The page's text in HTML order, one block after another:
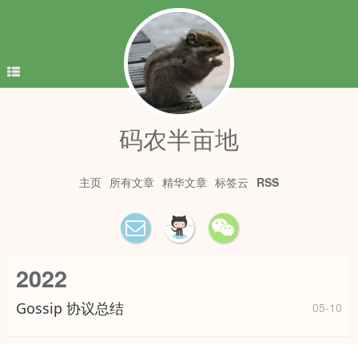
码农半亩地
主页 所有文章 精华文章 标签云 RSS
2022
05-10
Gossip 协议总结